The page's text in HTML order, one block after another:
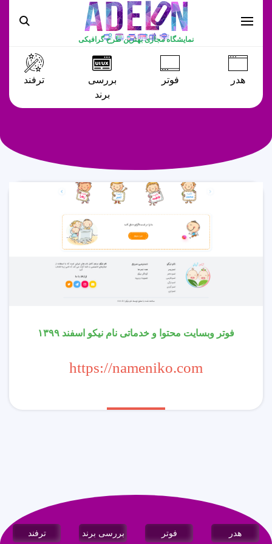
نمایشگاه مجازی بهترین طرح گرافیکی
هدر فوتر
بررسی
برند
ترفند
فوتر وبسایت محتوا و خدماتی نام نیکو اسفند ۱۳۹۹
https://nameniko.com
هدر فوتر بررسی برند ترفند